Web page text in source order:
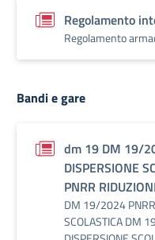
Regolamento
Regolamento
Bandi e gare
dm 19 DM 19/
DISPERSIONE
PNRR
DM 19/2024 PNRR
SCOLASTICA DM